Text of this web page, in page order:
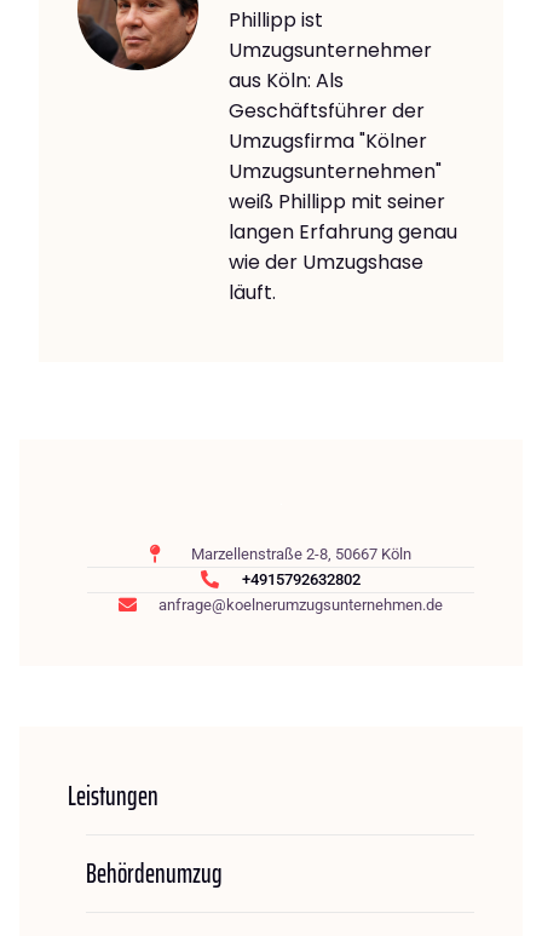
Phillipp ist
Umzugsunternehmer
aus Köln: Als
Geschäftsführer der
Umzugsfirma "Kölner
Umzugsunternehmen"
weiß Phillipp mit seiner
langen Erfahrung genau
wie der Umzugshase
läuft.
Marzellenstraße 2-8, 50667 Köln
+4915792632802
anfrage@koelnerumzugsunternehmen.de
Leistungen
Behördenumzug